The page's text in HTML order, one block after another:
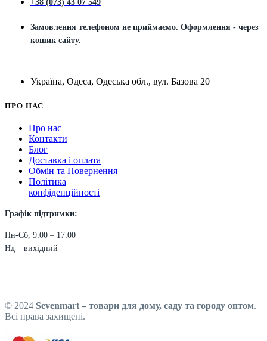
+38 (073) 43 07 549
Замовлення телефоном не приймаємо. Оформлення - через
кошик сайту.
Україна, Одеса, Одеська обл., вул. Базова 20
ПРО НАС
Про нас
Контакти
Блог
Доставка і оплата
Обмін та Повернення
Політика
конфіденційності
Графік підтримки:
Пн-Сб, 9:00 – 17:00
Нд – вихідний
© 2024 Sevenmart – товари для дому, саду та городу оптом.
Всі права захищені.